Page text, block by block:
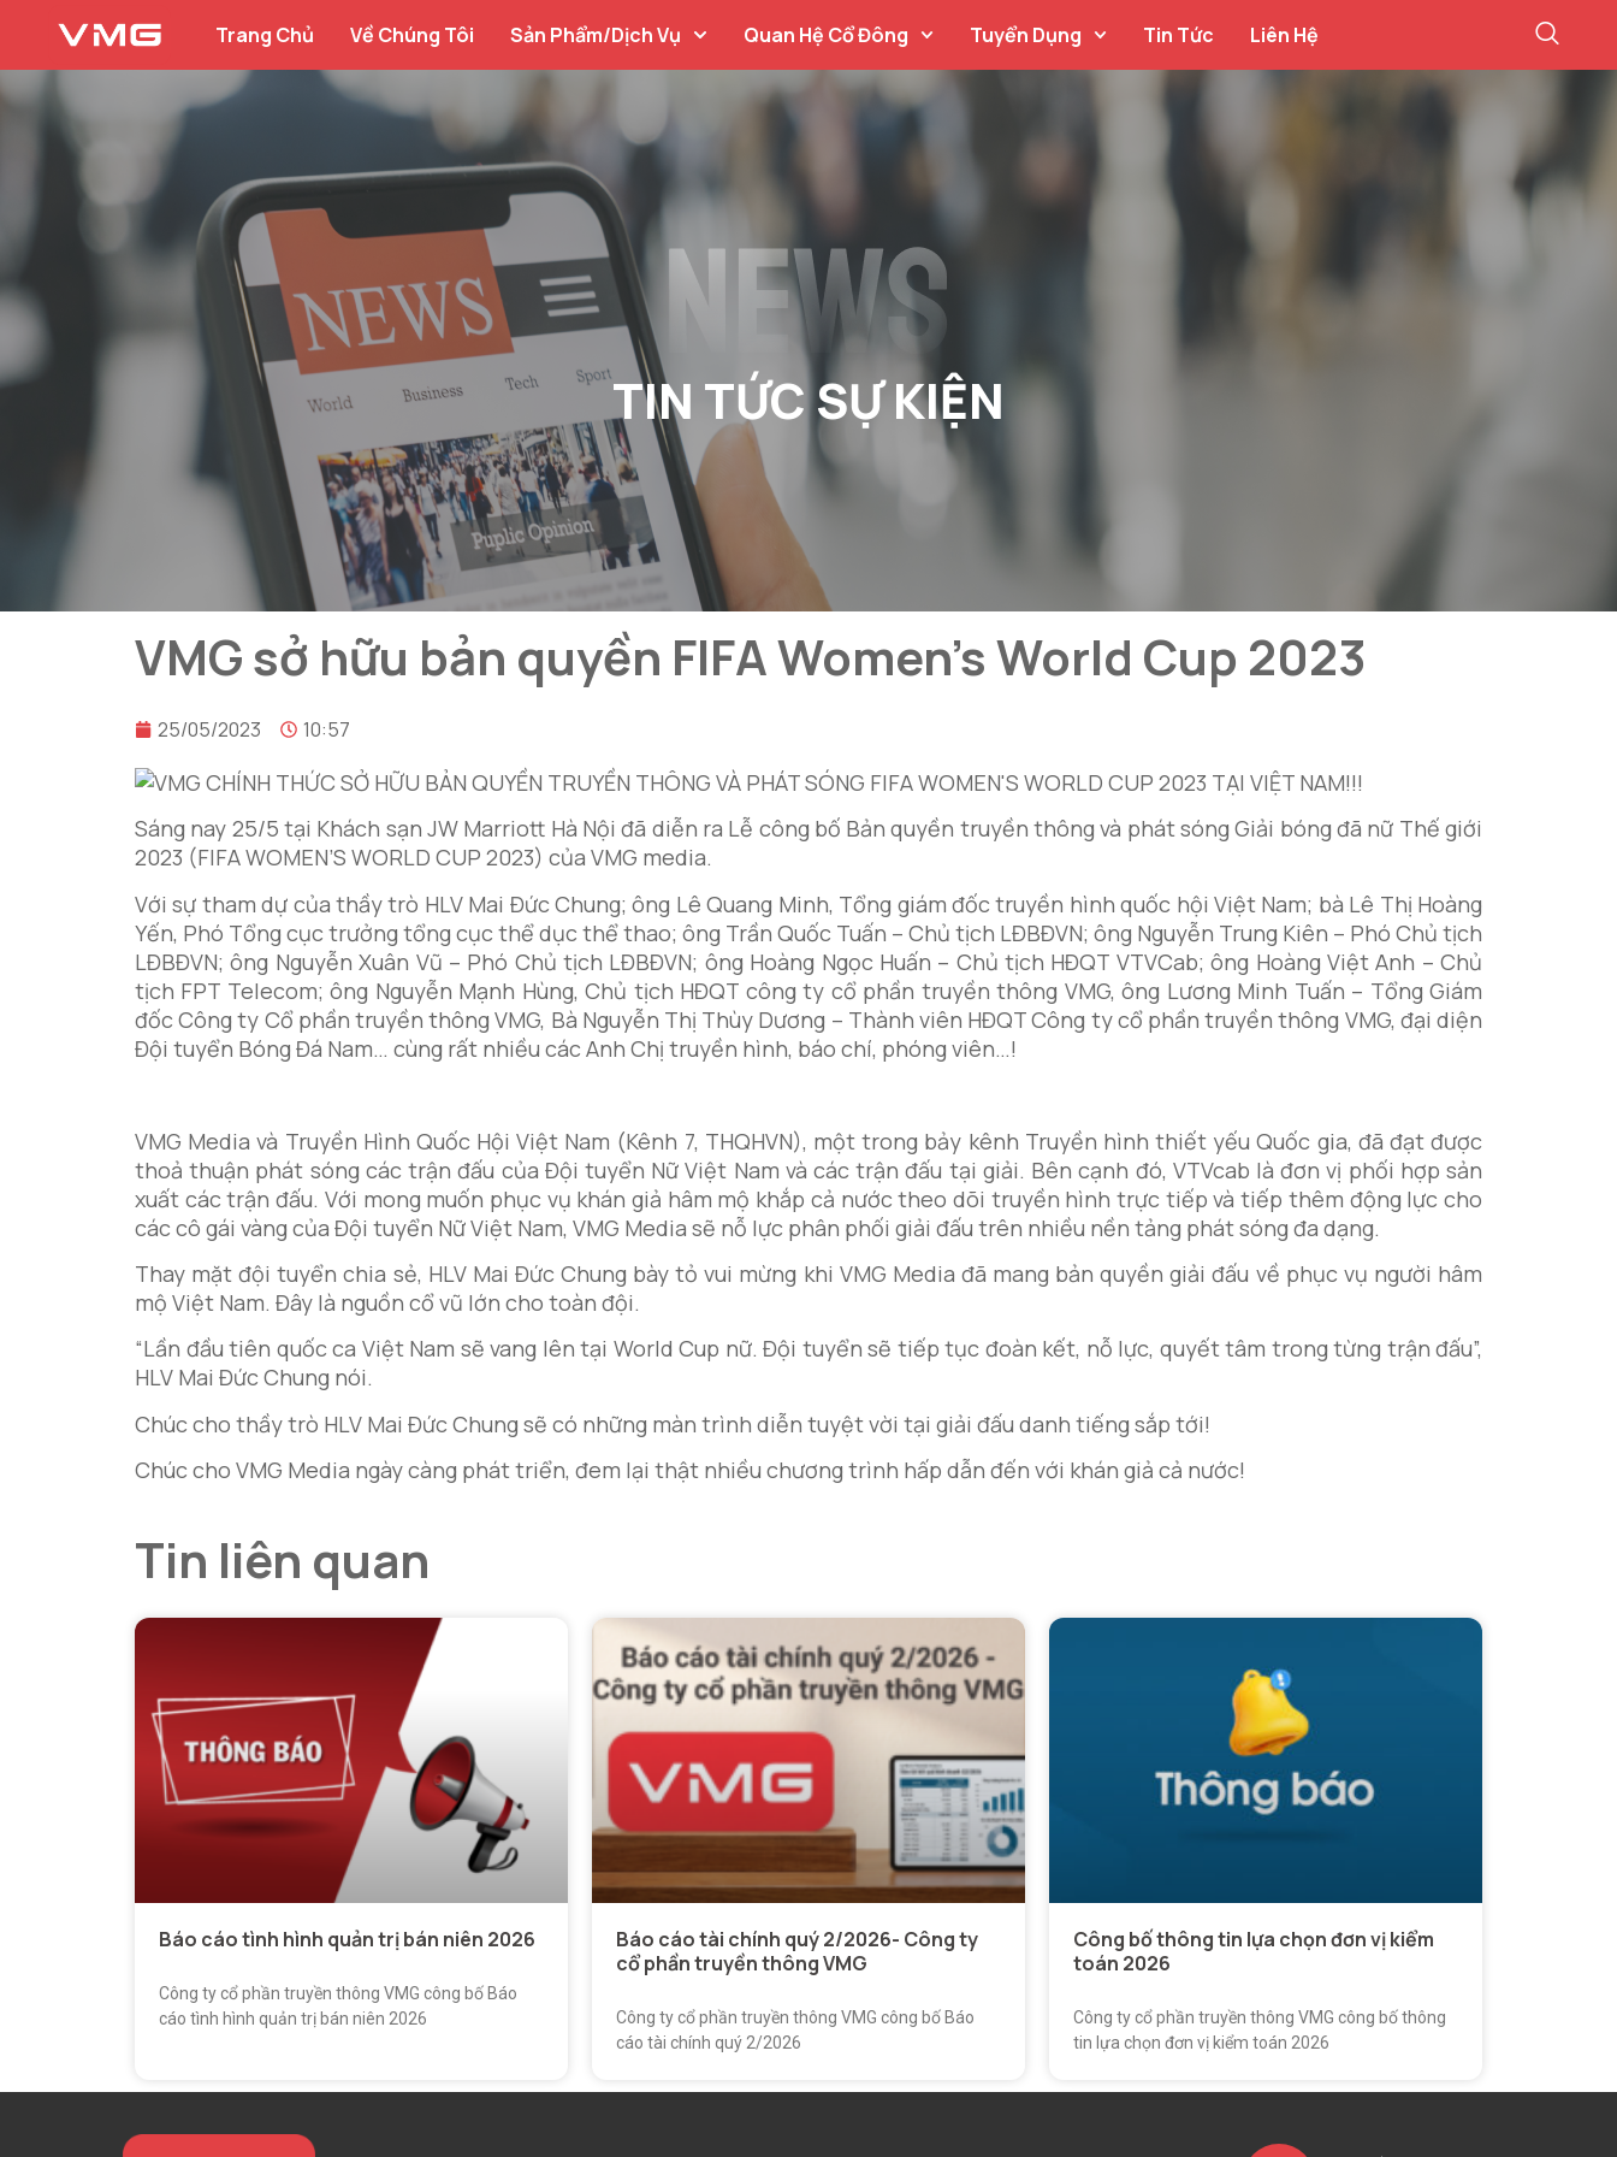
Trang Chủ Về Chúng Tôi Sản Phẩm/Dịch Vụ Quan Hệ Cổ Đông Tuyển Dụng Tin Tức Liên Hệ
TIN TỨC SỰ KIỆN
VMG sở hữu bản quyền FIFA Women’s World Cup 2023
25/05/2023 10:57
Sáng nay 25/5 tại Khách sạn JW Marriott Hà Nội đã diễn ra Lễ công bố Bản quyền truyền thông và phát sóng Giải bóng đã nữ Thế giới
2023 (FIFA WOMEN’S WORLD CUP 2023) của VMG media.
Với sự tham dự của thầy trò HLV Mai Đức Chung; ông Lê Quang Minh, Tổng giám đốc truyền hình quốc hội Việt Nam; bà Lê Thị Hoàng
Yến, Phó Tổng cục trưởng tổng cục thể dục thể thao; ông Trần Quốc Tuấn – Chủ tịch LĐBĐVN; ông Nguyễn Trung Kiên – Phó Chủ tịch
LĐBĐVN; ông Nguyễn Xuân Vũ – Phó Chủ tịch LĐBĐVN; ông Hoàng Ngọc Huấn – Chủ tịch HĐQT VTVCab; ông Hoàng Việt Anh – Chủ
tịch FPT Telecom; ông Nguyễn Mạnh Hùng, Chủ tịch HĐQT công ty cổ phần truyền thông VMG, ông Lương Minh Tuấn – Tổng Giám
đốc Công ty Cổ phần truyền thông VMG, Bà Nguyễn Thị Thùy Dương – Thành viên HĐQT Công ty cổ phần truyền thông VMG, đại diện
Đội tuyển Bóng Đá Nam… cùng rất nhiều các Anh Chị truyền hình, báo chí, phóng viên…!
VMG Media và Truyền Hình Quốc Hội Việt Nam (Kênh 7, THQHVN), một trong bảy kênh Truyền hình thiết yếu Quốc gia, đã đạt được
thoả thuận phát sóng các trận đấu của Đội tuyển Nữ Việt Nam và các trận đấu tại giải. Bên cạnh đó, VTVcab là đơn vị phối hợp sản
xuất các trận đấu. Với mong muốn phục vụ khán giả hâm mộ khắp cả nước theo dõi truyền hình trực tiếp và tiếp thêm động lực cho
các cô gái vàng của Đội tuyển Nữ Việt Nam, VMG Media sẽ nỗ lực phân phối giải đấu trên nhiều nền tảng phát sóng đa dạng.
Thay mặt đội tuyển chia sẻ, HLV Mai Đức Chung bày tỏ vui mừng khi VMG Media đã mang bản quyền giải đấu về phục vụ người hâm
mộ Việt Nam. Đây là nguồn cổ vũ lớn cho toàn đội.
“Lần đầu tiên quốc ca Việt Nam sẽ vang lên tại World Cup nữ. Đội tuyển sẽ tiếp tục đoàn kết, nỗ lực, quyết tâm trong từng trận đấu”,
HLV Mai Đức Chung nói.
Chúc cho thầy trò HLV Mai Đức Chung sẽ có những màn trình diễn tuyệt vời tại giải đấu danh tiếng sắp tới!
Chúc cho VMG Media ngày càng phát triển, đem lại thật nhiều chương trình hấp dẫn đến với khán giả cả nước!
Tin liên quan
Báo cáo tình hình quản trị bán niên 2026
Công ty cổ phần truyền thông VMG công bố Báo
cáo tình hình quản trị bán niên 2026
Báo cáo tài chính quý 2/2026- Công ty
cổ phần truyền thông VMG
Công ty cổ phần truyền thông VMG công bố Báo
cáo tài chính quý 2/2026
Công bố thông tin lựa chọn đơn vị kiểm
toán 2026
Công ty cổ phần truyền thông VMG công bố thông
tin lựa chọn đơn vị kiểm toán 2026